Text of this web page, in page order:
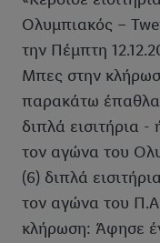
Ολυμπιακός –
την Πέμπτη
Μπες στην
παρακάτω
διπλά εισιτήρια -
τον αγώνα του
(6) διπλά
τον αγώνα του
κλήρωση: Άφησε